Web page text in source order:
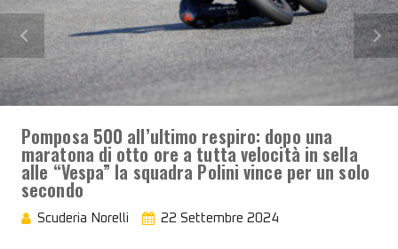
Pomposa 500 all’ultimo respiro: dopo una
maratona di otto ore a tutta velocità in sella
alle “Vespa” la squadra Polini vince per un solo
secondo
Scuderia Norelli 22 Settembre 2024